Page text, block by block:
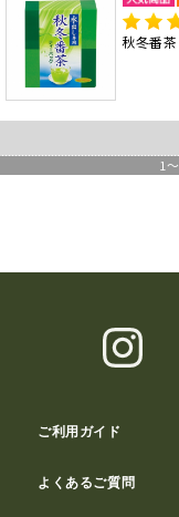
秋冬番茶
1 ～
ご利用ガイド
よくあるご質問